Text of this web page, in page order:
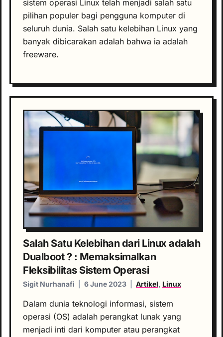
sistem operasi Linux telah menjadi salah satu
pilihan populer bagi pengguna komputer di
seluruh dunia. Salah satu kelebihan Linux yang
banyak dibicarakan adalah bahwa ia adalah
freeware.
Salah Satu Kelebihan dari Linux adalah
Dualboot ? : Memaksimalkan
Fleksibilitas Sistem Operasi
Sigit Nurhanafi 6 June 2023 Artikel, Linux
Dalam dunia teknologi informasi, sistem
operasi (OS) adalah perangkat lunak yang
menjadi inti dari komputer atau perangkat